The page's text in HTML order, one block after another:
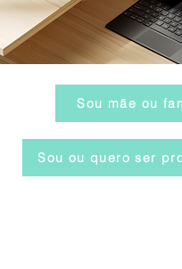
Sou mãe ou
Sou ou quero ser